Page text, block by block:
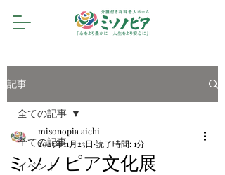
記事
全ての記事
イベント
全ての記事
ミソノピア文化展
misonopia aichi
2023年11月23日 読了時間: 1分